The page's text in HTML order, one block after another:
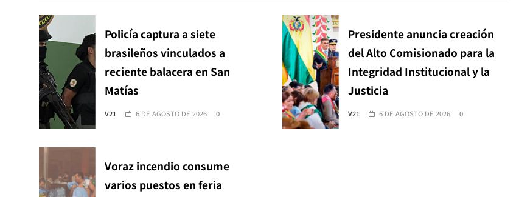
Policía captura a siete
brasileños vinculados a
reciente balacera en San
Matías
V21 6 DE AGOSTO DE 2026 0
Presidente anuncia creación
del Alto Comisionado para la
Integridad Institucional y la
Justicia
V21 6 DE AGOSTO DE 2026 0
Voraz incendio consume
varios puestos en feria